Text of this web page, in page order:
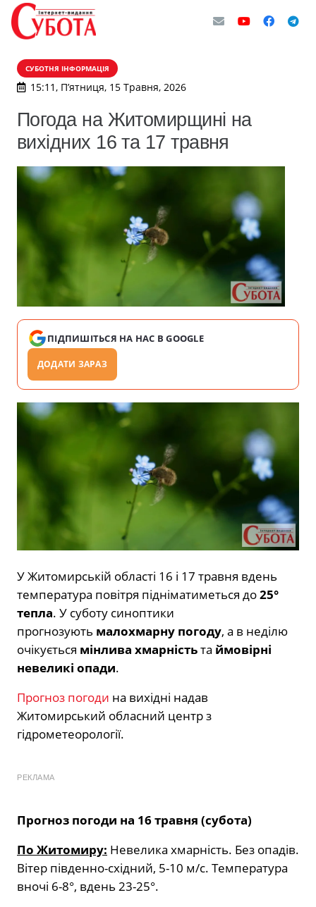
СУБОТНЯ ІНФОРМАЦІЯ
15:11, П’ятниця, 15 Травня, 2026
Погода на Житомирщині на
вихідних 16 та 17 травня
ПІДПИШІТЬСЯ НА НАС В GOOGLE
ДОДАТИ ЗАРАЗ
У Житомирській області 16 і 17 травня вдень
температура повітря підніматиметься до25°
тепла. У суботу синоптики
прогнозують малохмарну погоду, а в неділю
очікується мінлива хмарністьта ймовірні
невеликі опади.
Прогноз погоди на вихідні надав
Житомирський обласний центр з
гідрометеорології.
РЕКЛАМА
Прогноз погоди на 16 травня (субота)
По Житомиру: Невелика хмарність. Без опадів.
Вітер південно-східний, 5-10 м/с. Температура
вночі 6-8°, вдень 23-25°.